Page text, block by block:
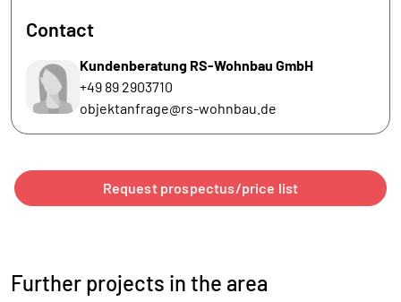
Contact
Kundenberatung RS-Wohnbau GmbH
+49 89 2903710
objektanfrage@rs-wohnbau.de
Request prospectus/price list
Further projects in the area